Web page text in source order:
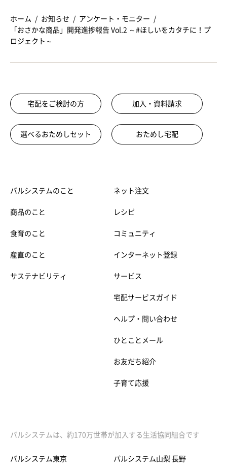
ホーム お知らせ
アンケート・モニター
「おさかな商品」開発進捗報告 Vol.2 ～#ほしいをカタチに！プ
ロジェクト～
宅配をご検討の方 加入・資料請求
選べるおためしセット おためし宅配
パルシステムのこと
商品のこと
食育のこと
産直のこと
サステナビリティ
ネット注文
レシピ
コミュニティ
インターネット登録
サービス
宅配サービスガイド
ヘルプ・問い合わせ
ひとことメール
お友だち紹介
子育て応援
パルシステムは、約170万世帯が加入する生活協同組合です
パルシステム東京 パルシステム山梨 長野